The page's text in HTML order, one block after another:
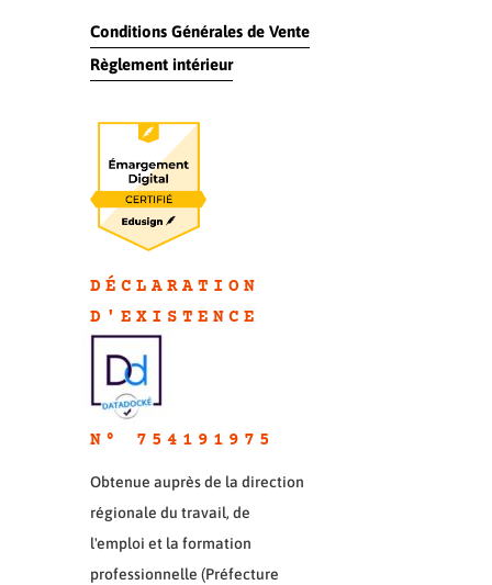
Conditions Générales de Vente
Règlement intérieur
DÉCLARATION
D'EXISTENC E
N° 754191975
Obtenue auprès de la direction
régionale du travail, de
l'emploi et la formation
professionnelle (Préfecture